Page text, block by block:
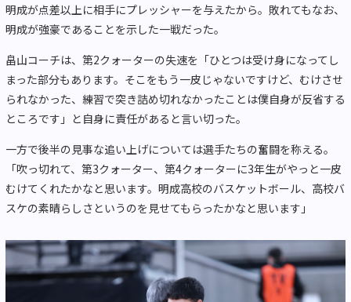
明成が点差以上に相手にプレッシャーを与えたから。敗れてもなお、
明成が強豪であることを示した一戦だった。
畠山コーチは、第2クォーターの失速を「ひとつは受け身になってし
まった部分もあります。そこをもう一皮じゃないですけど、むけさせ
られなかった、練習で突き詰め切れなかったことは僕自身が反省する
ところです」と自身に責任があると言い切った。
一方で後半の見事な追い上げについては選手たちの奮闘を称える。
「吹っ切れて、第3クォーター、第4クォーターに3年生がやっと一皮
むけてくれたかなと思います。明成高校のバスケットボール、高校バ
スケの素晴らしさというのを見せてもらったかなと思います」